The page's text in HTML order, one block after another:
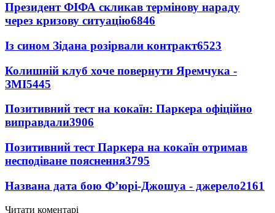
Президент ФІФА скликав термінову нараду
через кризову ситуацію6846
Із сином Зідана розірвали контракт6523
Колишній клуб хоче повернути Яремчука -
ЗМІ5445
Позитивний тест на кокаїн: Паркера офіційно
виправдали3906
Позитивний тест Паркера на кокаїн отримав
несподіване пояснення3795
Названа дата бою Ф’юрі-Джошуа - джерело2161
Читати коментарі